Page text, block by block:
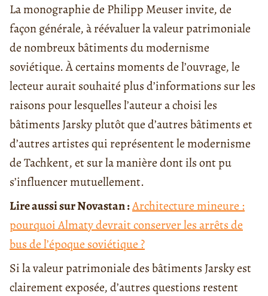
La monographie de Philipp Meuser invite, de
façon générale, à réévaluer la valeur patrimoniale
de nombreux bâtiments du modernisme
soviétique. À certains moments de l’ouvrage, le
lecteur aurait souhaité plus d’informations sur les
raisons pour lesquelles l’auteur a choisi les
bâtiments Jarsky plutôt que d’autres bâtiments et
d’autres artistes qui représentent le modernisme
de Tachkent, et sur la manière dont ils ont pu
s’influencer mutuellement.
Lire aussi sur Novastan :Architecture mineure :
pourquoi Almaty devrait conserver les arrêts de
bus de l’époque soviétique ?
Si la valeur patrimoniale des bâtiments Jarsky est
clairement exposée, d’autres questions restent